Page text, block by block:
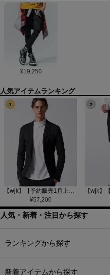
¥19,250
1
【wjk】【予約販売1月上旬～中旬入荷】function knit jacket(jacquard check) ニットジャケット(207 mw08j)
¥57,200
2
人気・新着・注目から探す
ランキングから探す
新着アイテムから探す